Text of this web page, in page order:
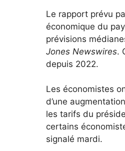
Le rapport prévu
économique du
prévisions
Jones Newswires.
depuis 2022.
Les économistes
d’une
les tarifs du
certains
signalé mardi.